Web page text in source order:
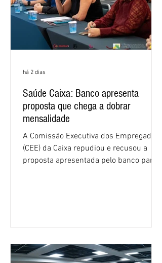
Saúde Caixa: Banco apresenta
proposta que chega a dobrar
mensalidade
A Comissão Executiva dos Empregados
(CEE) da Caixa repudiou e recusou a
proposta apresentada pelo banco para o
negociações das empregadas e dos
empregados exigiram que a Caixa refaça
há 2 dias